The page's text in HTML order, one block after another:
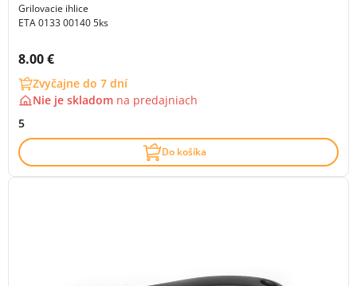
Grilovacie ihlice
ETA 0133 00140 5ks
Cena s DPH:
8.00 €
Zvyčajne do 7 dní
Nie je skladom na predajniach
5
Do košíka